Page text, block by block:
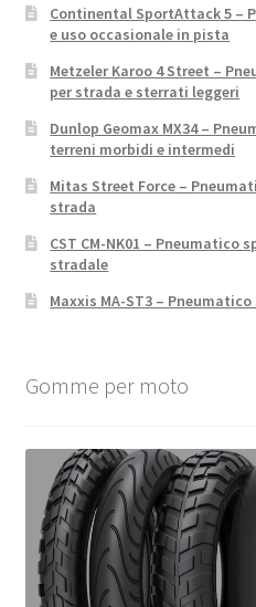
Continental SportAttack 5 –
e uso occasionale in pista
Metzeler Karoo 4 Street –
per strada e sterrati leggeri
Dunlop Geomax MX34 –
terreni morbidi e intermedi
Mitas Street Force –
strada
CST CM-NK01 – Pneumatico
stradale
Maxxis MA-ST3 –
Gomme per moto